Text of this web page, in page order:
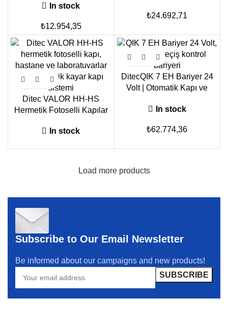
In stock
₺12.954,35
₺24.692,71
Ditec VALOR HH-HS
Hermetik Fotoselli Kapılar
In stock
DitecQIK 7 EH Bariyer 24
Volt | Otomatik Kapı ve
In stock
₺62.774,36
Load more products
Subscribe to Our Email Newsletter
Be informed about our campaigns and new products!